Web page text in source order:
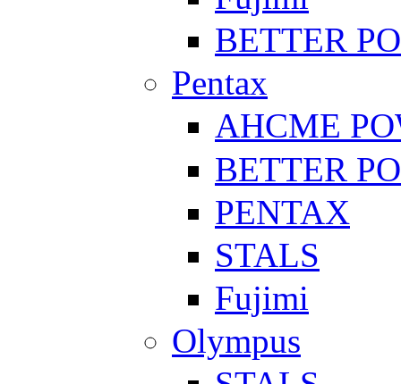
BETTER
Pentax
AHCME
BETTER
PENTAX
STALS
Fujimi
Olympus